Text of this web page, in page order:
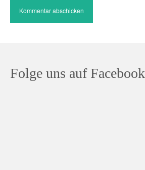
Folge uns auf Facebook